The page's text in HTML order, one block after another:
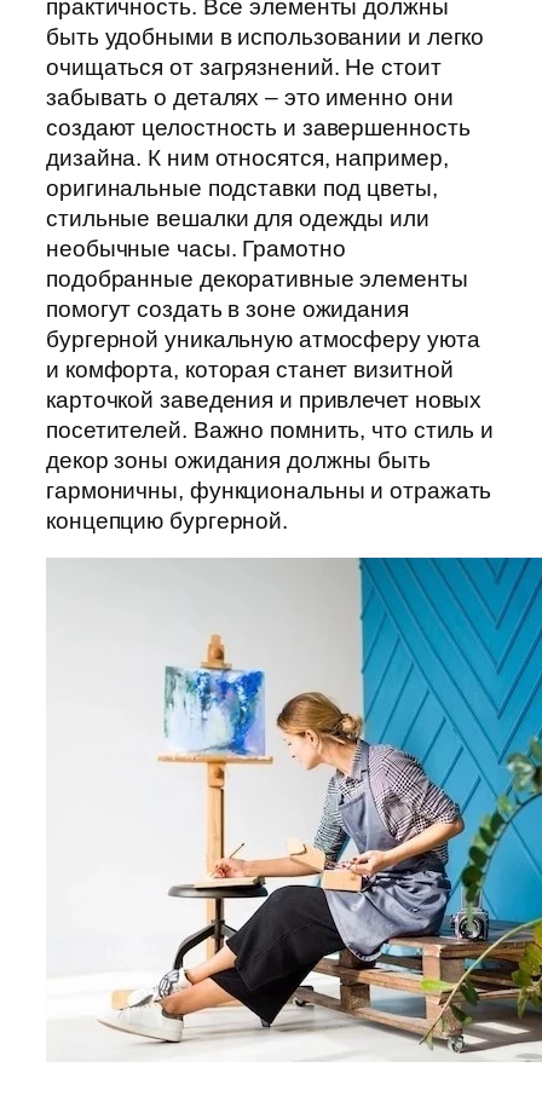
практичность. Все элементы должны
быть удобными в использовании и легко
очищаться от загрязнений. Не стоит
забывать о деталях – это именно они
создают целостность и завершенность
дизайна. К ним относятся, например,
оригинальные подставки под цветы,
стильные вешалки для одежды или
необычные часы. Грамотно
подобранные декоративные элементы
помогут создать в зоне ожидания
бургерной уникальную атмосферу уюта
и комфорта, которая станет визитной
карточкой заведения и привлечет новых
посетителей. Важно помнить, что стиль и
декор зоны ожидания должны быть
гармоничны, функциональны и отражать
концепцию бургерной.